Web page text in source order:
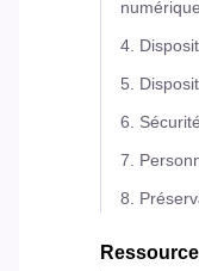
4.
5.
6.
7.
8.